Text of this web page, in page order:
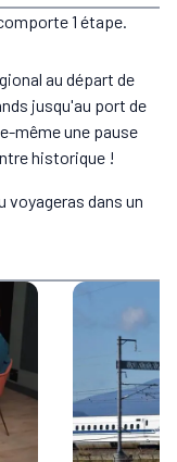
1 étape.
au départ de
jusqu'au port de
même une pause
historique !
voyageras dans un